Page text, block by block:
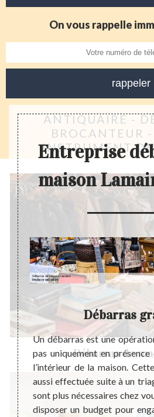
On vous rappelle
ANTIQUAIRE -
BROCANTEUR
INSTRUMENT
Débarras de
Entreprise
maison
de
de
sur
Débarras
Un débarras est une
pas uniquement en
l’intérieur de la maison.
aussi effectuée suite à un
sont plus nécessaires chez
disposer un budget pour